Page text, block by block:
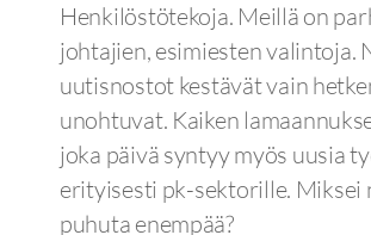
Henkilöstötekoja. Meillä on
johtajien, esimiesten valintoja.
uutisnostot kestävät vain
unohtuvat. Kaiken
joka päivä syntyy myös uusia
erityisesti pk-sektorille. Miksei
puhuta enempää?